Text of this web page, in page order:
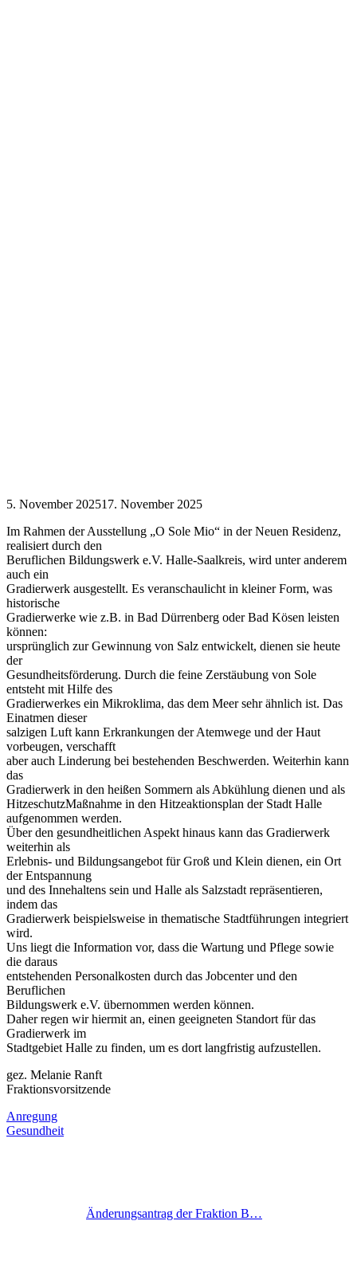
5. November 202517. November 2025
Im Rahmen der Ausstellung „O Sole Mio“ in der Neuen Residenz,
realisiert durch den
Beruflichen Bildungswerk e.V. Halle-Saalkreis, wird unter anderem
auch ein
Gradierwerk ausgestellt. Es veranschaulicht in kleiner Form, was
historische
Gradierwerke wie z.B. in Bad Dürrenberg oder Bad Kösen leisten
können:
ursprünglich zur Gewinnung von Salz entwickelt, dienen sie heute
der
Gesundheitsförderung. Durch die feine Zerstäubung von Sole
entsteht mit Hilfe des
Gradierwerkes ein Mikroklima, das dem Meer sehr ähnlich ist. Das
Einatmen dieser
salzigen Luft kann Erkrankungen der Atemwege und der Haut
vorbeugen, verschafft
aber auch Linderung bei bestehenden Beschwerden. Weiterhin kann
das
Gradierwerk in den heißen Sommern als Abkühlung dienen und als
HitzeschutzMaßnahme in den Hitzeaktionsplan der Stadt Halle
aufgenommen werden.
Über den gesundheitlichen Aspekt hinaus kann das Gradierwerk
weiterhin als
Erlebnis- und Bildungsangebot für Groß und Klein dienen, ein Ort
der Entspannung
und des Innehaltens sein und Halle als Salzstadt repräsentieren,
indem das
Gradierwerk beispielsweise in thematische Stadtführungen integriert
wird.
Uns liegt die Information vor, dass die Wartung und Pflege sowie
die daraus
entstehenden Personalkosten durch das Jobcenter und den
Beruflichen
Bildungswerk e.V. übernommen werden können.
Daher regen wir hiermit an, einen geeigneten Standort für das
Gradierwerk im
Stadtgebiet Halle zu finden, um es dort langfristig aufzustellen.
gez. Melanie Ranft
Fraktionsvorsitzende
Anregung
Gesundheit
Änderungsantrag der Fraktion B…